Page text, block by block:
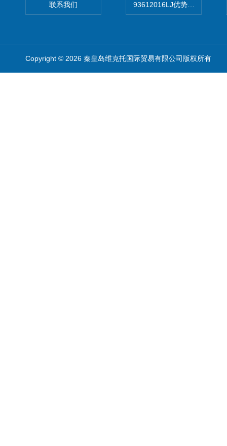
联系我们 93612016LJ优势供应美国
Copyright © 2026 秦皇岛维克托国际贸易有限公司版权所有